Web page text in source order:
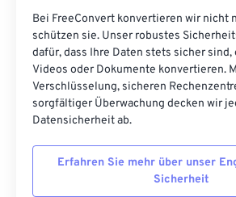
Bei FreeConvert konvertieren wir nicht
schützen sie. Unser robustes
dafür, dass Ihre Daten stets sicher sind,
Videos oder Dokumente konvertieren.
Verschlüsselung, sicheren
sorgfältiger Überwachung decken wir
Datensicherheit ab.
Erfahren Sie mehr über unser
Sicherheit